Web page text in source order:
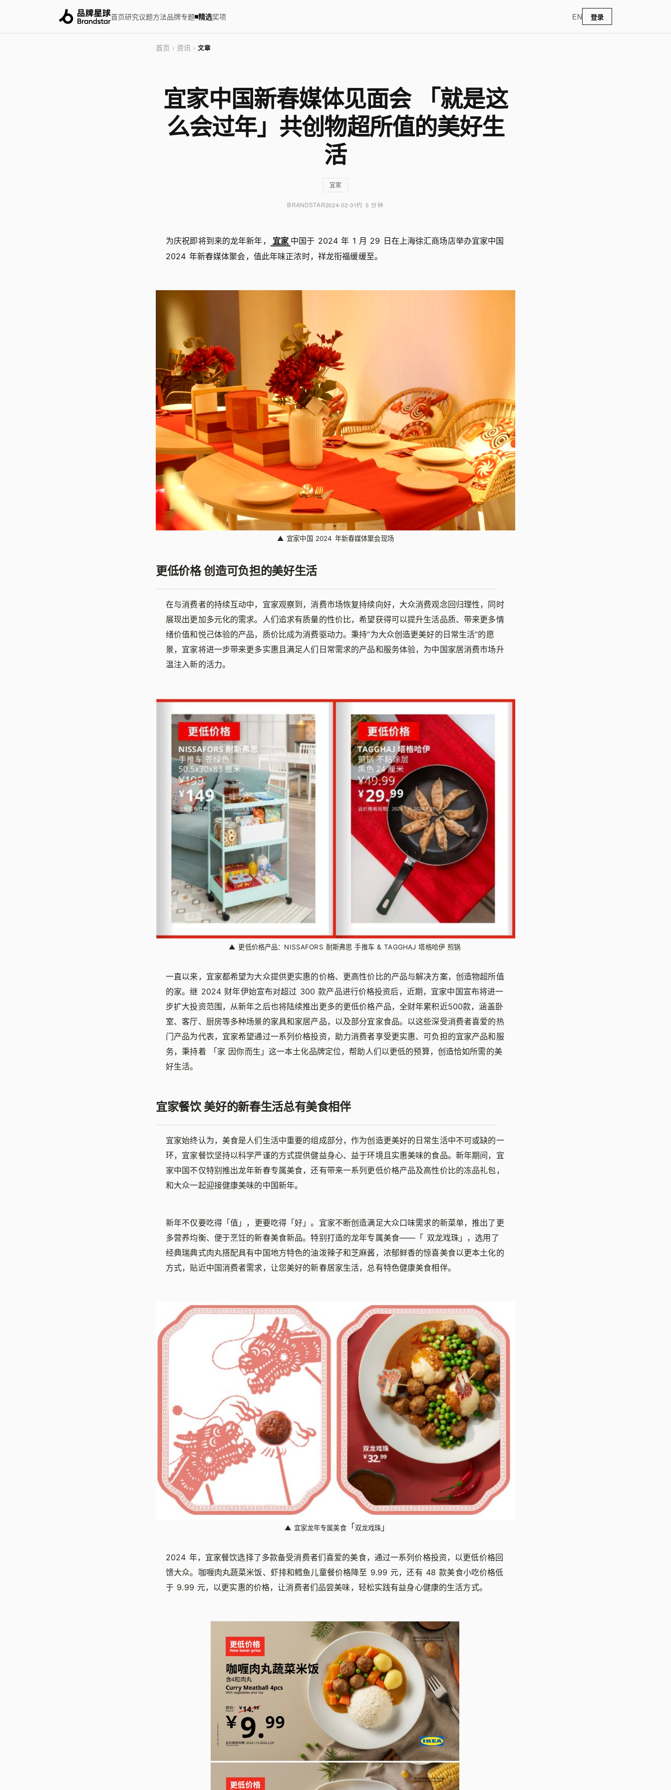
首页研究议题方法品牌专题 精选奖项 EN 登录
首页 › 资讯 › 文章
宜家中国新春媒体见面会 「就是这
么会过年」共创物超所值的美好生
活
宜家
BRANDSTAR2024-02-01约 5 分钟
为庆祝即将到来的龙年新年， 宜家 中国于 2024 年 1 月 29 日在上海徐汇商场店举办宜家中国
2024 年新春媒体聚会，值此年味正浓时，祥龙衔福缓缓至。
▲ 宜家中国 2024 年新春媒体聚会现场
更低价格 创造可负担的美好生活
在与消费者的持续互动中，宜家观察到，消费市场恢复持续向好，大众消费观念回归理性，同时
展现出更加多元化的需求。人们追求有质量的性价比，希望获得可以提升生活品质、带来更多情
绪价值和悦己体验的产品，质价比成为消费驱动力。秉持“为大众创造更美好的日常生活”的愿
景，宜家将进一步带来更多实惠且满足人们日常需求的产品和服务体验，为中国家居消费市场升
温注入新的活力。
▲更低价格产品：NISSAFORS 耐斯弗思 手推车 & TAGGHAJ 塔格哈伊 煎锅
一直以来，宜家都希望为大众提供更实惠的价格、更高性价比的产品与解决方案，创造物超所值
的家。继 2024 财年伊始宣布对超过 300 款产品进行价格投资后，近期，宜家中国宣布将进一
步扩大投资范围，从新年之后也将陆续推出更多的更低价格产品，全财年累积近500款，涵盖卧
室、客厅、厨房等多种场景的家具和家居产品，以及部分宜家食品。以这些深受消费者喜爱的热
门产品为代表，宜家希望通过一系列价格投资，助力消费者享受更实惠、可负担的宜家产品和服
务，秉持着
「家 因你而生 」 这一本土化品牌定位，帮助人们以更低的预算，创造恰如所需的美
好生活。
宜家餐饮 美好的新春生活总有美食相伴
宜家始终认为，美食是人们生活中重要的组成部分，作为创造更美好的日常生活中不可或缺的一
环，宜家餐饮坚持以科学严谨的方式提供健益身心、益于环境且实惠美味的食品。新年期间，宜
家中国不仅特别推出龙年新春专属美食，还有带来一系列更低价格产品及高性价比的冻品礼包，
和大众一起迎接健康美味的中国新年。
新年不仅要吃得「值 」 ，更要吃得 「好 」。宜家不断创造满足大众口味需求的新菜单，推出了更
多营养均衡、便于烹饪的新春美食新品。特别打造的龙年专属美食—— 「 双龙戏珠 」 ，选用了
经典瑞典式肉丸搭配具有中国地方特色的油泼辣子和芝麻酱，浓郁鲜香的惊喜美食以更本土化的
方式，贴近中国消费者需求，让您美好的新春居家生活，总有特色健康美食相伴。
▲ 宜家龙年专属美食「 双龙戏珠 」
2024 年，宜家餐饮选择了多款备受消费者们喜爱的美食，通过一系列价格投资，以更低价格回
馈大众。咖喱肉丸蔬菜米饭、虾排和鳕鱼儿童餐价格降至 9.99 元，还有 48 款美食小吃价格低
于 9.99 元，以更实惠的价格，让消费者们品尝美味，轻松实践有益身心健康的生活方式。